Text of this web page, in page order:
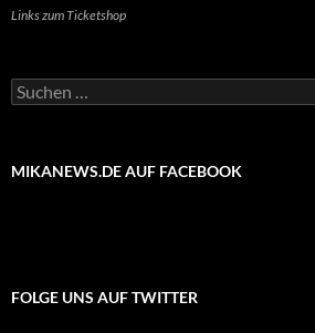
Links zum Ticketshop
Suchen
nach:
MIKANEWS.DE AUF FACEBOOK
FOLGE UNS AUF TWITTER